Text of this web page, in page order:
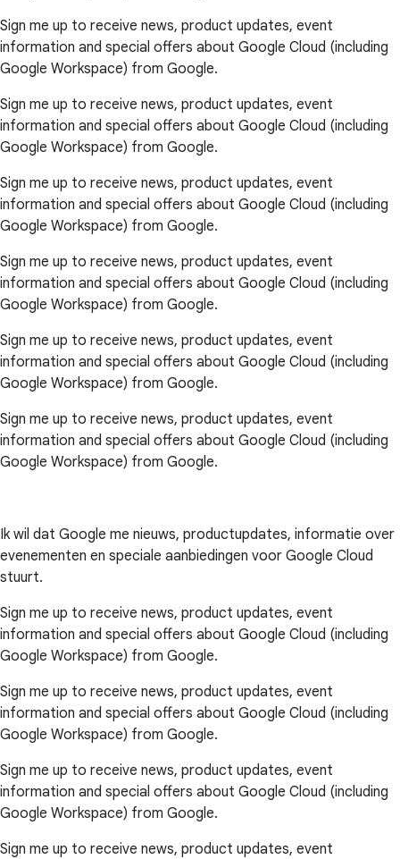
Sign me up to receive news, product updates, event
information and special offers about Google Cloud (including
Google Workspace) from Google.
Sign me up to receive news, product updates, event
information and special offers about Google Cloud (including
Google Workspace) from Google.
Sign me up to receive news, product updates, event
information and special offers about Google Cloud (including
Google Workspace) from Google.
Sign me up to receive news, product updates, event
information and special offers about Google Cloud (including
Google Workspace) from Google.
Sign me up to receive news, product updates, event
information and special offers about Google Cloud (including
Google Workspace) from Google.
Sign me up to receive news, product updates, event
information and special offers about Google Cloud (including
Google Workspace) from Google.
Ik wil dat Google me nieuws, productupdates, informatie over
evenementen en speciale aanbiedingen voor Google Cloud
stuurt.
Sign me up to receive news, product updates, event
information and special offers about Google Cloud (including
Google Workspace) from Google.
Sign me up to receive news, product updates, event
information and special offers about Google Cloud (including
Google Workspace) from Google.
Sign me up to receive news, product updates, event
information and special offers about Google Cloud (including
Google Workspace) from Google.
Sign me up to receive news, product updates, event